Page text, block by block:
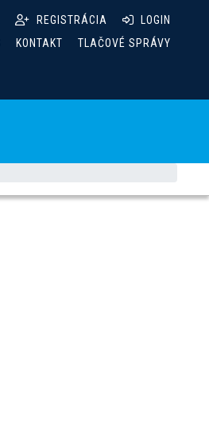
REGISTRÁCIA
LOGIN
KONTAKT TLAČOVÉ SPRÁVY